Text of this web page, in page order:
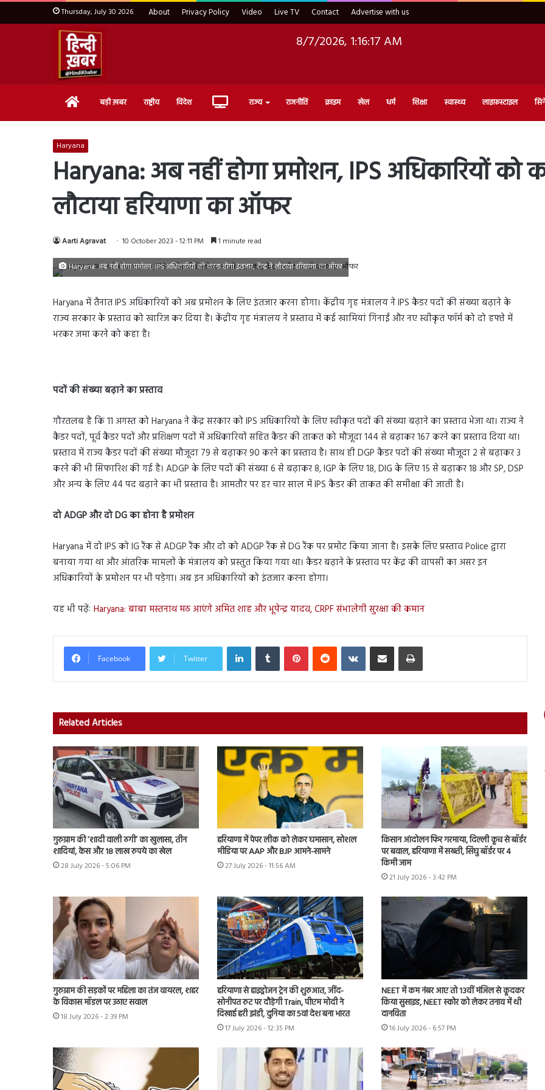
Thursday, July 30 2026 About Privacy Policy Video Live TV Contact Advertise with us
8/7/2026, 1:16:18 AM
Home बड़ी ख़बर राष्ट्रीय विदेश Live राज्य राजनीति क्राइम खेल धर्म शिक्षा स्वास्थ्य लाइफ़स्टाइल
Haryana
Haryana: अब नहीं होगा प्रमोशन, IPS अधिकारियों को
लौटाया हरियाणा का ऑफर
Aarti Agravat 10 October 2023 - 12:11 PM 1 minute read
Haryana: अब नहीं होगा प्रमोशन, IPS अधिकारियों को करना होगा इंतजार, केंद्र ने लौटाया हरियाणा का ऑफर
Haryana में तैनात IPS अधिकारियों को अब प्रमोशन के लिए इंतजार करना होगा। केंद्रीय गृह मंत्रालय ने IPS कैडर पदों की संख्या बढ़ाने के
राज्य सरकार के प्रस्ताव को खारिज कर दिया है। केंद्रीय गृह मंत्रालय ने प्रस्ताव में कई खामियां गिनाईं और नए स्वीकृत फॉर्म को दो हफ्ते में
भरकर जमा करने को कहा है।
पदों की संख्या बढ़ाने का प्रस्ताव
गौरतलब है कि 11 अगस्त को Haryana ने केंद्र सरकार को IPS अधिकारियों के लिए स्वीकृत पदों की संख्या बढ़ाने का प्रस्ताव भेजा था। राज्य ने
कैडर पदों, पूर्व कैडर पदों और प्रशिक्षण पदों में अधिकारियों सहित कैडर की ताकत को मौजूदा 144 से बढ़ाकर 167 करने का प्रस्ताव दिया था।
प्रस्ताव में राज्य कैडर पदों की संख्या मौजूदा 79 से बढ़ाकर 90 करने का प्रस्ताव है। साथ ही DGP कैडर पदों की संख्या मौजूदा 2 से बढ़ाकर 3
करने की भी सिफारिश की गई है। ADGP के लिए पदों की संख्या 6 से बढ़ाकर 8, IGP के लिए 18, DIG के लिए 15 से बढ़ाकर 18 और SP, DSP
और अन्य के लिए 44 पद बढ़ाने का भी प्रस्ताव है। आमतौर पर हर चार साल में IPS कैडर की ताकत की समीक्षा की जाती है।
दोADGPऔर दोDGकाहोना है प्रमोशन
Haryana में दो IPS को IG रैंक से ADGP रैंक और दो को ADGP रैंक से DG रैंक पर प्रमोट किया जाना है। इसके लिए प्रस्ताव Police द्वारा
बनाया गया था और आंतरिक मामलों के मंत्रालय को प्रस्तुत किया गया था। कैडर बढ़ाने के प्रस्ताव पर केंद्र की वापसी का असर इन
अधिकारियों के प्रमोशन पर भी पड़ेगा। अब इन अधिकारियों को इंतजार करना होगा।
यह भी पढ़ेंः Haryana: बाबा मस्तनाथ मठ आएंगे अमित शाह और भूपेन्द्र यादव, CRPF संभालेगी सुरक्षा की कमान
Facebook Twitter
LinkedInTumblr PinterestReddit VKontakteShare via Email Print
Related Articles
गुरुग्राम की ‘शादी वाली ठगी’ का खुलासा, तीन
शादियां, केस और 18 लाख रुपये का खेल
28 July 2026 - 5:06 PM
हरियाणा में पेपर लीक को लेकर घमासान, सोशल
मीडिया पर AAP और BJP आमने-सामने
27 July 2026 - 11:56 AM
किसान आंदोलन फिर गरमाया, दिल्ली कूच से बॉर्डर
पर बवाल, हरियाणा में सख्ती, सिंघु बॉर्डर पर 4
किमी जाम
21 July 2026 - 3:42 PM
गुरुग्राम की सड़कों पर महिला का तंज वायरल, शहर
के विकास मॉडल पर उठाए सवाल
18 July 2026 - 2:39 PM
हरियाणा से हाइड्रोजन ट्रेन की शुरुआत, जींद-
सोनीपत रुट पर दौड़ेगी Train, पीएम मोदी ने
दिखाई हरी झंडी, दुनिया का 5वां देश बना भारत
17 July 2026 - 12:35 PM
NEET में कम नंबर आए तो 13वीं मंजिल से कूदकर
किया सुसाइड, NEET स्कोर को लेकर तनाव में थी
दानविता
16 July 2026 - 6:57 PM